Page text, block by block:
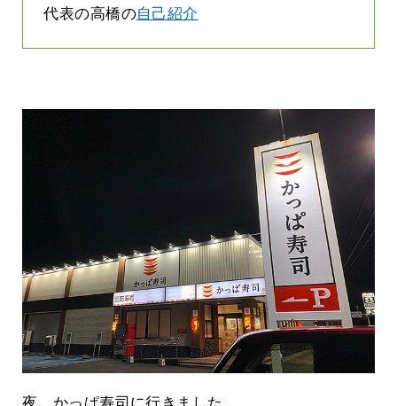
代表の高橋の自己紹介